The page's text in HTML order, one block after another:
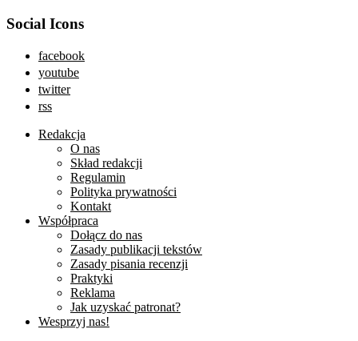
Social Icons
facebook
youtube
twitter
rss
Redakcja
O nas
Skład redakcji
Regulamin
Polityka prywatności
Kontakt
Współpraca
Dołącz do nas
Zasady publikacji tekstów
Zasady pisania recenzji
Praktyki
Reklama
Jak uzyskać patronat?
Wesprzyj nas!